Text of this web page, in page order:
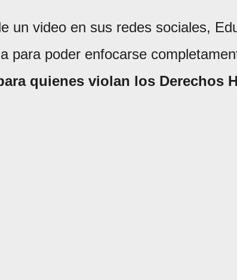
un video en sus redes sociales,
para poder enfocarse
quienes violan los Derechos